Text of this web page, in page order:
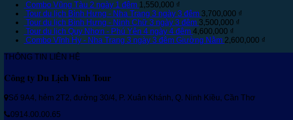
Combo Vũng Tàu 2 ngày 1 đêm 1,550,000 ₫
Tour du lịch Bình Hưng - Nha Trang 3 ngày 3 đêm 3,700,000 ₫
Tour du lịch Bình Hưng - Ninh Chữ 3 ngày 3 đêm 3,500,000 ₫
Tour du lịch Quy Nhơn - Phú Yên 4 ngày 4 đêm 4,600,000 ₫
Combo Vĩnh Hy - Nha Trang 3 ngày 3 đêm Giường Nằm 2,600,000 ₫
THÔNG TIN LIÊN HỆ
Công ty Du Lịch Vinh Tour
Số 9A4, hẻm 2T2, đường 30/4, P. Xuân Khánh, Q. Ninh Kiều, Cần Thơ
0914.00.00.65